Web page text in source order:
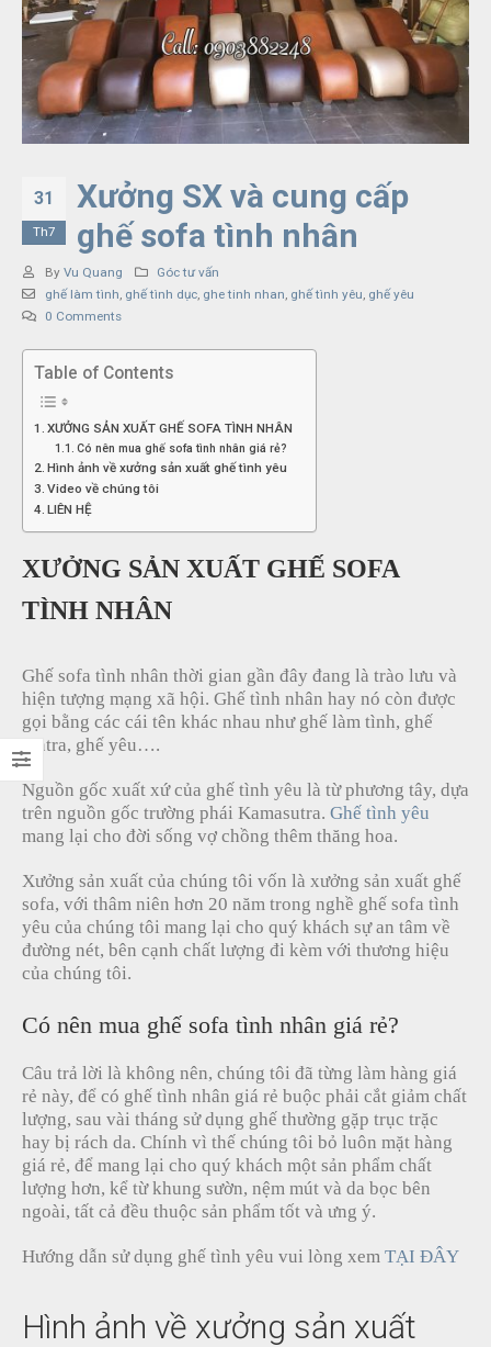
31
Th7
Xưởng SX và cung cấp
ghế sofa tình nhân
By Vu Quang
Góc tư vấn
ghế làm tình ghế tình dục, ghe tinh nhan ghế tình yêu ghế yêu
0 Comments
Table of Contents
XƯỞNG SẢN XUẤT GHẾ SOFA TÌNH NHÂN
Có nên mua ghế sofa tình nhân giá rẻ?
Hình ảnh về xưởng sản xuất ghế tình yêu
Video về chúng tôi
LIÊN HỆ
XƯỞNG SẢN XUẤT GHẾ SOFA
TÌNH NHÂN
Ghế sofa tình nhân thời gian gần đây đang là trào lưu và
hiện tượng mạng xã hội. Ghế tình nhân hay nó còn được
gọi bằng các cái tên khác nhau như ghế làm tình, ghế
tantra, ghế yêu….
Nguồn gốc xuất xứ của ghế tình yêu là từ phương tây, dựa
trên nguồn gốc trường phái Kamasutra. Ghế tình yêu
mang lại cho đời sống vợ chồng thêm thăng hoa.
Xưởng sản xuất của chúng tôi vốn là xưởng sản xuất ghế
sofa, với thâm niên hơn 20 năm trong nghề ghế sofa tình
yêu của chúng tôi mang lại cho quý khách sự an tâm về
đường nét, bên cạnh chất lượng đi kèm với thương hiệu
của chúng tôi.
Có nên mua ghế sofa tình nhân giá rẻ?
Câu trả lời là không nên, chúng tôi đã từng làm hàng giá
rẻ này, để có ghế tình nhân giá rẻ buộc phải cắt giảm chất
lượng, sau vài tháng sử dụng ghế thường gặp trục trặc
hay bị rách da. Chính vì thế chúng tôi bỏ luôn mặt hàng
giá rẻ, để mang lại cho quý khách một sản phẩm chất
lượng hơn, kể từ khung sườn, nệm mút và da bọc bên
ngoài, tất cả đều thuộc sản phẩm tốt và ưng ý.
Hướng dẫn sử dụng ghế tình yêu vui lòng xem TẠI ĐÂY
Hình ảnh về xưởng sản xuất
Tháng mười 12, 2023
Ghế Tình Yêu và
Chuyện Giường
Chiếu